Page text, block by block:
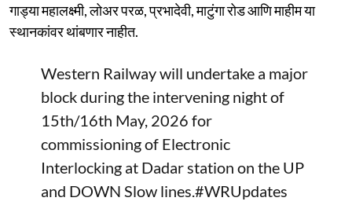
गाड्या महालक्ष्मी, लोअर परळ, प्रभादेवी, माटुंगा रोड आणि माहीम या
स्थानकांवर थांबणार नाहीत.
Western Railway will undertake a major
block during the intervening night of
15th/16th May, 2026 for
commissioning of Electronic
Interlocking at Dadar station on the UP
and DOWN Slow lines. #WRUpdates